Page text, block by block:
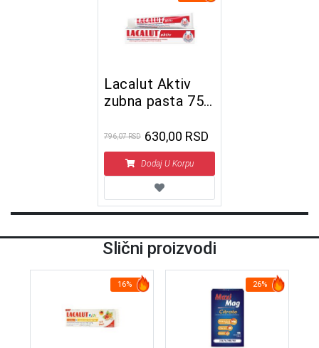
Lacalut Aktiv
zubna pasta 75
796,07 RSD 630,00 RSD
Dodaj U Korpu
Slični proizvodi
16% 26%